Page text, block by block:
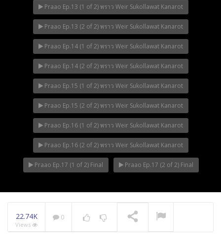
Praao Ep.13 (1 of 2) พราว Weir Sukollawat Kanarot
Praao Ep.13 (2 of 2) พราว Weir Sukollawat Kanarot
Praao Ep.14 (1 of 2) พราว Weir Sukollawat Kanarot
Praao Ep.14 (2 of 2) พราว Weir Sukollawat Kanarot
Praao Ep.15 (1 of 2) พราว Weir Sukollawat Kanarot
Praao Ep.15 (2 of 2) พราว Weir Sukollawat Kanarot
Praao Ep.16 (1 of 2) พราว Weir Sukollawat Kanarot
Praao Ep.16 (2 of 2) พราว Weir Sukollawat Kanarot
Praao Ep.17 (1 of 2) Final Praao Ep.17 (2 of 2) Final
22.74K
Views
0